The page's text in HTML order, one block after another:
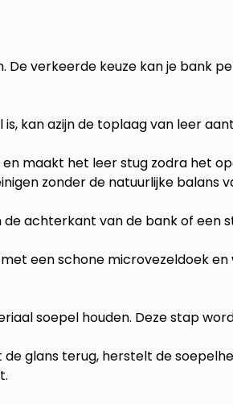
De verkeerde keuze kan je bank
kan azijn de toplaag van leer
maakt het leer stug zodra het
zonder de natuurlijke balans
achterkant van de bank of een
een schone microvezeldoek
soepel houden. Deze stap
glans terug, herstelt de